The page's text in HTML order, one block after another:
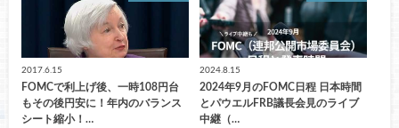
2017.6.15
FOMCで利上げ後、一時108円台
もその後円安に！年内のバランス
シート縮小！…
2024.8.15
2024年9月のFOMC日程 日本時間
とパウエルFRB議長会見のライブ
中継（…